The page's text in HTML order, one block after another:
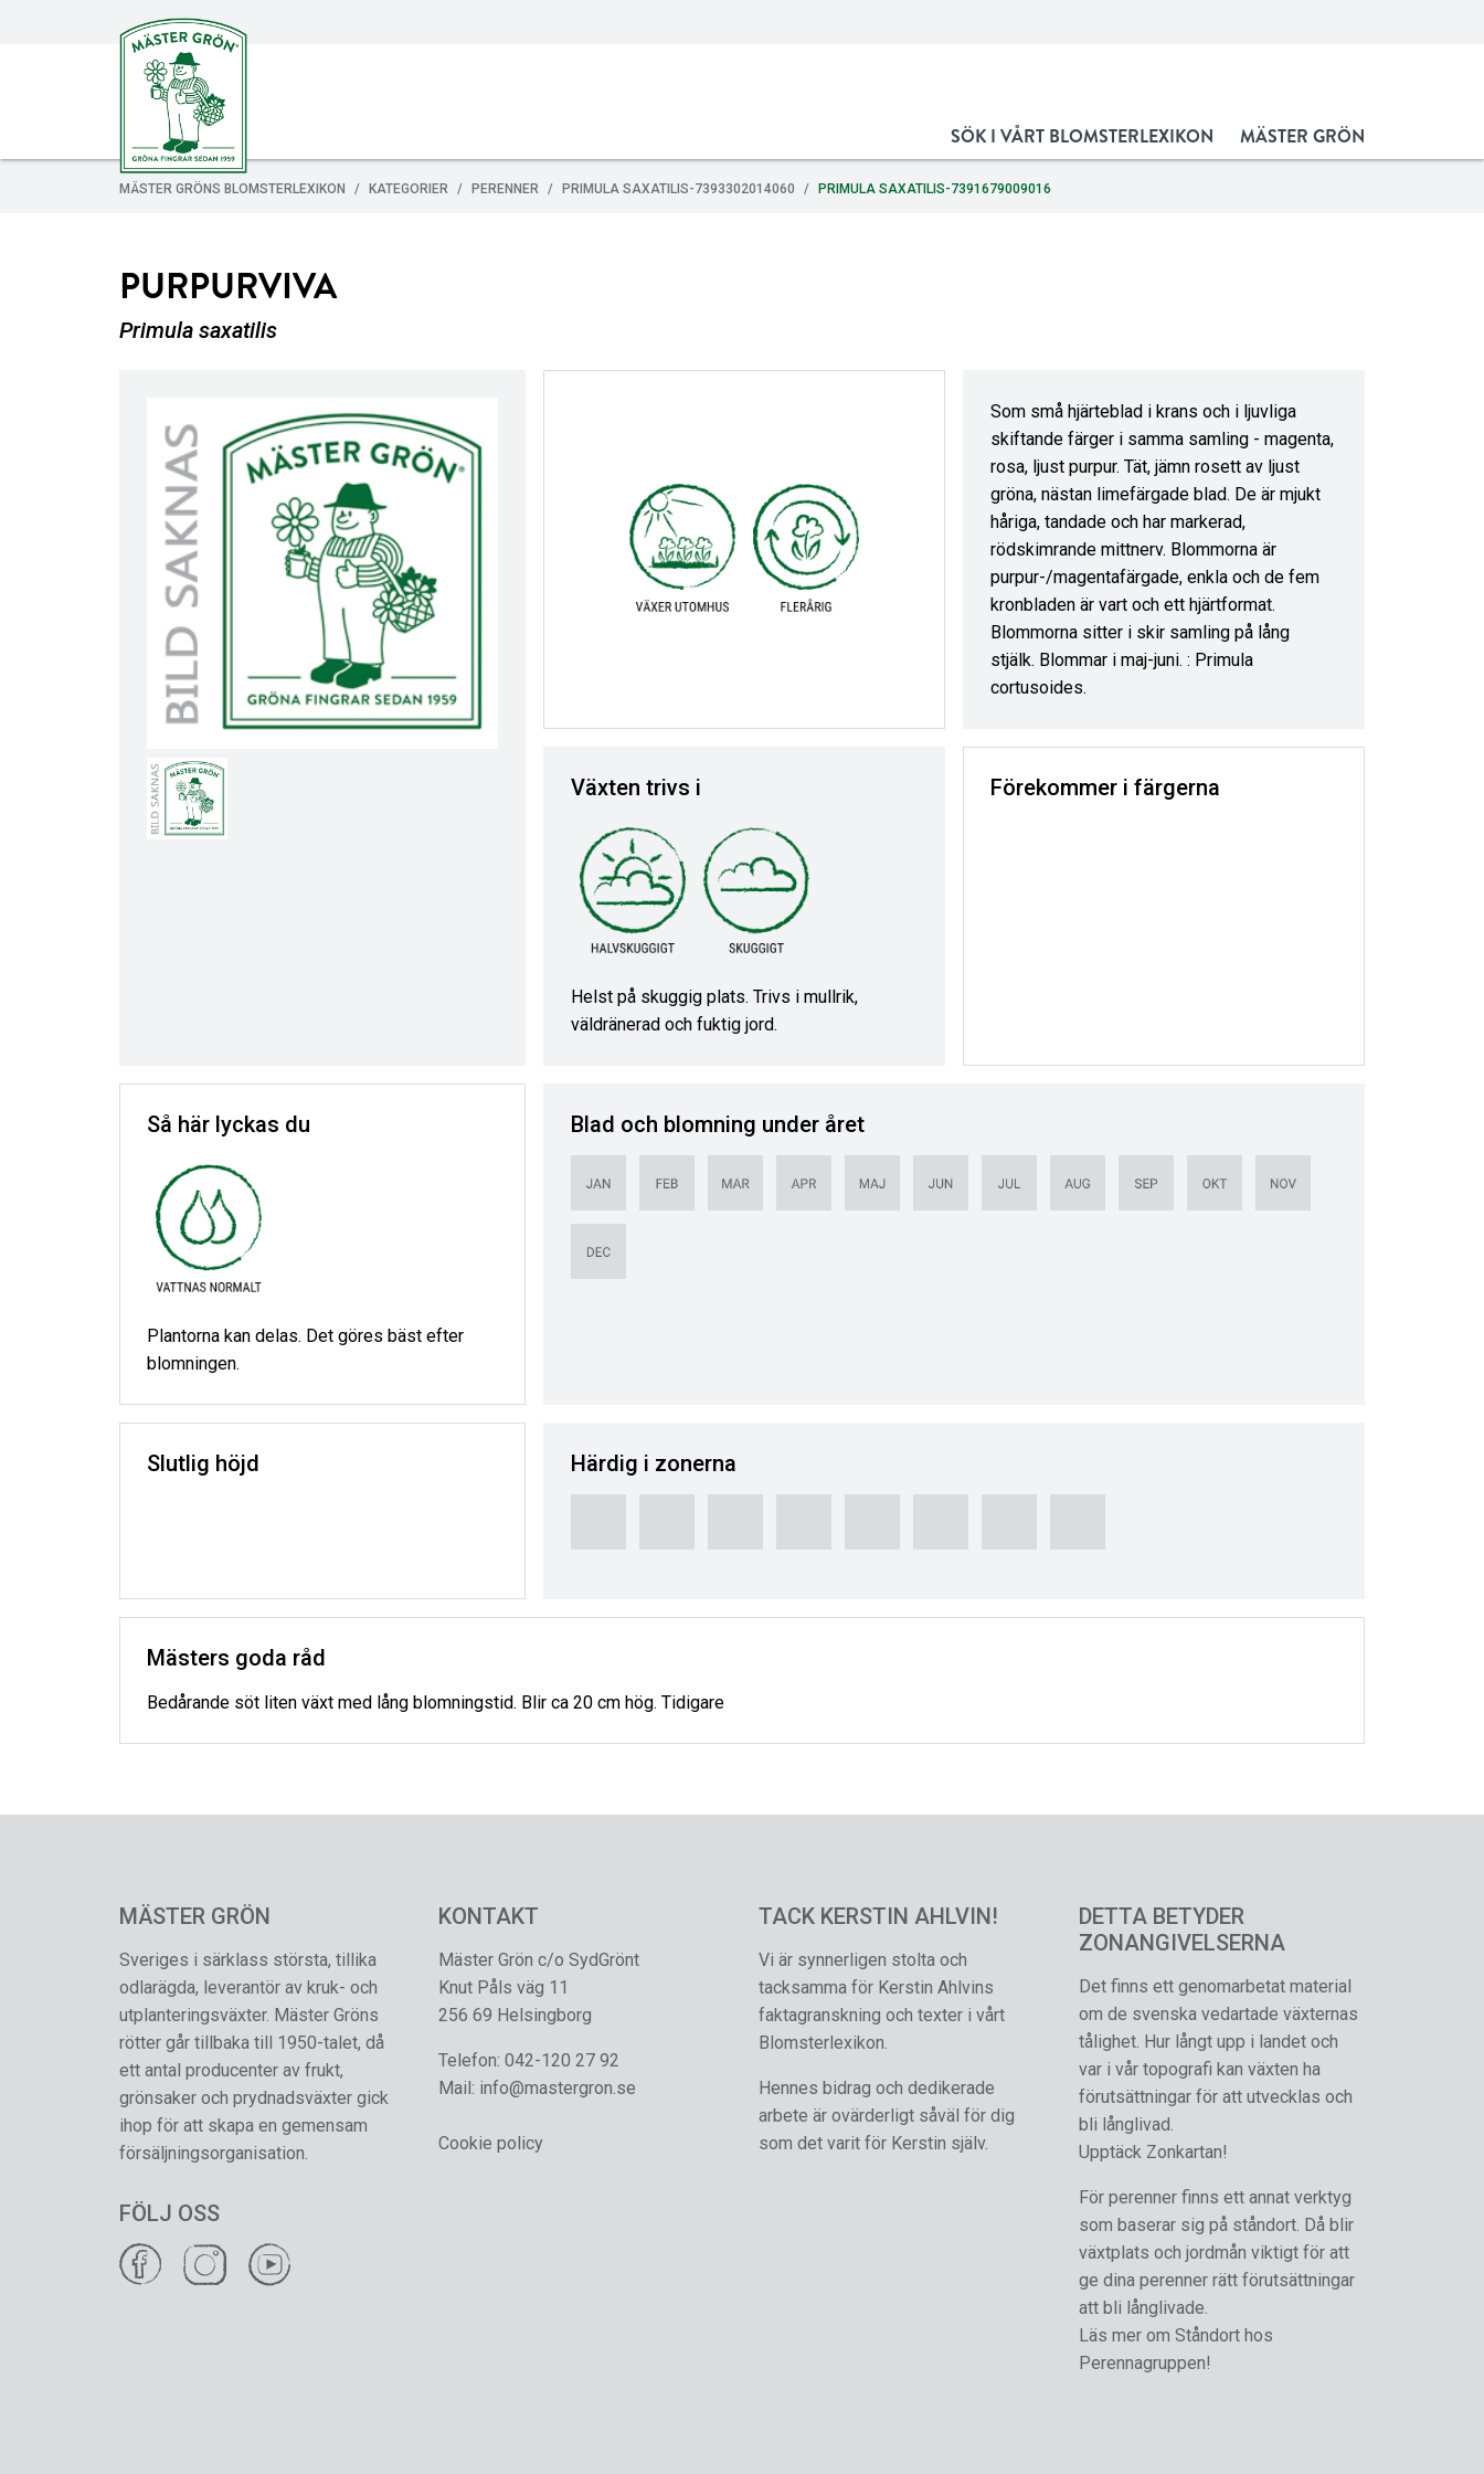
SÖK I VÅRT BLOMSTERLEXIKON MÄSTER GRÖN
MÄSTER GRÖNS BLOMSTERLEXIKON KATEGORIER PERENNER PRIMULA SAXATILIS-7393302014060 PRIMULA SAXATILIS-7391679009016
PURPURVIVA
Primula saxatilis
Som små hjärteblad i krans och i ljuvliga
skiftande färger i samma samling - magenta,
rosa, ljust purpur. Tät, jämn rosett av ljust
gröna, nästan limefärgade blad. De är mjukt
håriga, tandade och har markerad,
rödskimrande mittnerv. Blommorna är
purpur-/magentafärgade, enkla och de fem
kronbladen är vart och ett hjärtformat.
Blommorna sitter i skir samling på lång
stjälk. Blommar i maj-juni. : Primula
cortusoides.
Förekommer i färgerna
Växten trivs i
Helst på skuggig plats. Trivs i mullrik,
väldränerad och fuktig jord.
Så här lyckas du
Plantorna kan delas. Det göres bäst efter
blomningen.
Blad och blomning under året
Slutlig höjd Härdig i zonerna
Mästers goda råd
Bedårande söt liten växt med lång blomningstid. Blir ca 20 cm hög. Tidigare
MÄSTER GRÖN
Sveriges i särklass största, tillika
odlarägda, leverantör av kruk- och
utplanteringsväxter. Mäster Gröns
rötter går tillbaka till 1950-talet, då
ett antal producenter av frukt,
grönsaker och prydnadsväxter gick
ihop för att skapa en gemensam
försäljningsorganisation.
FÖLJ OSS
KONTAKT
Mäster Grön c/o SydGrönt
Knut Påls väg 11
256 69 Helsingborg
Telefon:042-120 27 92
Mail: info@mastergron.se
Cookie policy
TACK KERSTIN AHLVIN!
Vi är synnerligen stolta och
tacksamma för Kerstin Ahlvins
faktagranskning och texter i vårt
Blomsterlexikon.
Hennes bidrag och dedikerade
arbete är ovärderligt såväl för dig
som det varit för Kerstin själv.
DETTA BETYDER
ZONANGIVELSERNA
Det finns ett genomarbetat material
om de svenska vedartade växternas
tålighet. Hur långt upp i landet och
var i vår topografi kan växten ha
förutsättningar för att utvecklas och
bli långlivad.
Upptäck Zonkartan!
För perenner finns ett annat verktyg
som baserar sig på ståndort. Då blir
växtplats och jordmån viktigt för att
ge dina perenner rätt förutsättningar
att bli långlivade.
Läs mer om Ståndort hos
Perennagruppen!